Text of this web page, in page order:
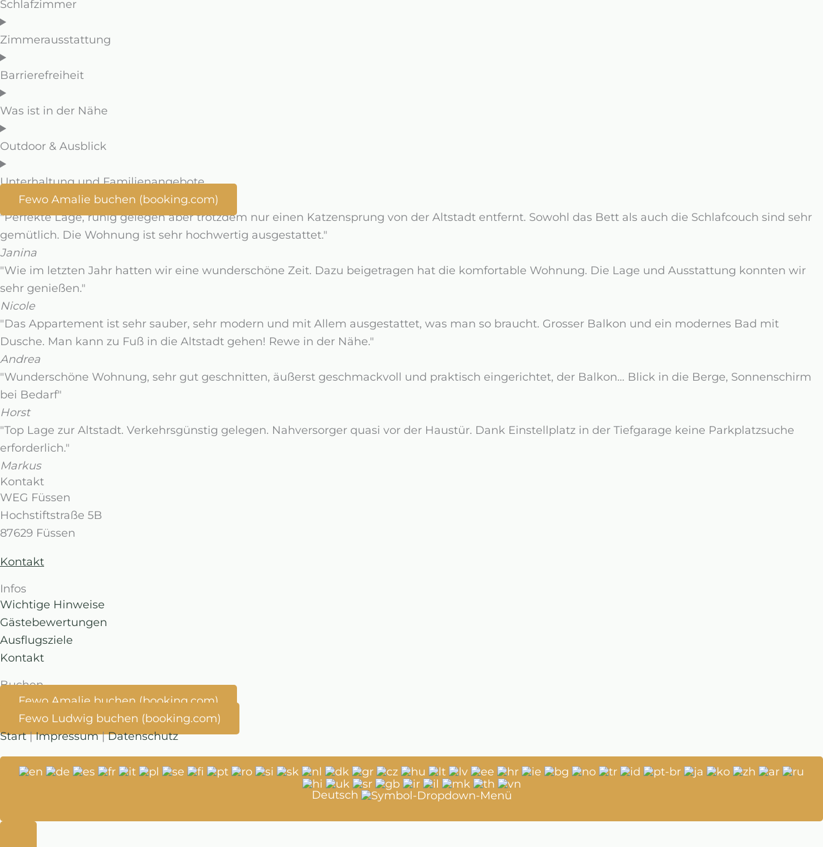
Schlafzimmer
Zimmerausstattung
Barrierefreiheit
Was ist in der Nähe
Outdoor & Ausblick
Unterhaltung und Familienangebote
Fewo Amalie buchen (booking.com)
"Perfekte Lage, ruhig gelegen aber trotzdem nur einen Katzensprung von der Altstadt entfernt. Sowohl das Bett als auch die Schlafcouch sind sehr
gemütlich. Die Wohnung ist sehr hochwertig ausgestattet."
Janina
"Wie im letzten Jahr hatten wir eine wunderschöne Zeit. Dazu beigetragen hat die komfortable Wohnung. Die Lage und Ausstattung konnten wir
sehr genießen."
Nicole
"Das Appartement ist sehr sauber, sehr modern und mit Allem ausgestattet, was man so braucht. Grosser Balkon und ein modernes Bad mit
Dusche. Man kann zu Fuß in die Altstadt gehen! Rewe in der Nähe."
Andrea
"Wunderschöne Wohnung, sehr gut geschnitten, äußerst geschmackvoll und praktisch eingerichtet, der Balkon… Blick in die Berge, Sonnenschirm
bei Bedarf"
Horst
"Top Lage zur Altstadt. Verkehrsgünstig gelegen. Nahversorger quasi vor der Haustür. Dank Einstellplatz in der Tiefgarage keine Parkplatzsuche
erforderlich."
Markus
Kontakt
WEG Füssen
Hochstiftstraße 5B
87629 Füssen
Kontakt
Infos
Wichtige Hinweise
Gästebewertungen
Ausflugsziele
Kontakt
Buchen
Fewo Amalie buchen (booking.com)
Fewo Ludwig buchen (booking.com)
Start|Impressum|Datenschutz
Deutsch